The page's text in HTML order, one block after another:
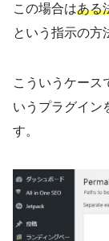
この場合はある
という指示の方
こういうケース
いうプラグイン
す。